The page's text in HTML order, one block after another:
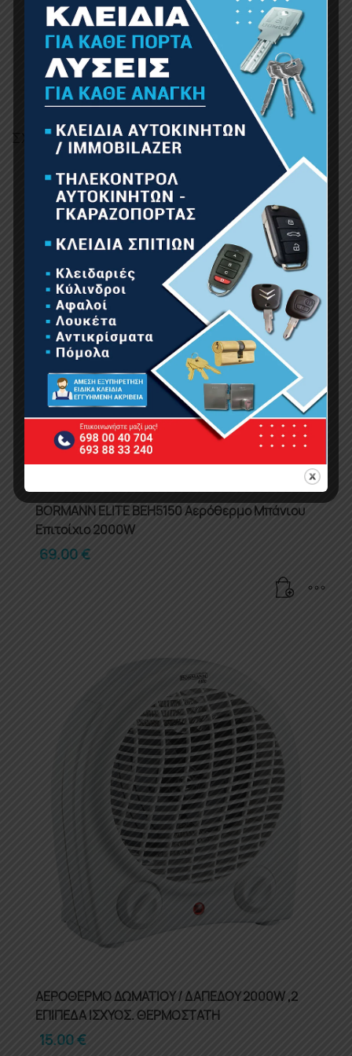
• Χειρολαβή Μεταφοράς
Διακοπή Λειτουργίας σε ακούσια πτώση
ΣΧΕΤΙΚΆ ΠΡΟΪΌΝΤΑ
BORMANN ELITE BEH5150 Αερόθερμο Μπάνιου
Επιτοίχιο 2000W
69.00€
ΑΕΡΟΘΕΡΜΟ ΔΩΜΑΤΙΟΥ / ΔΑΠΕΔΟΥ 2000W ,2
ΕΠΙΠΕΔΑ ΙΣΧΥΟΣ. ΘΕΡΜΟΣΤΑΤΗ
15.00€